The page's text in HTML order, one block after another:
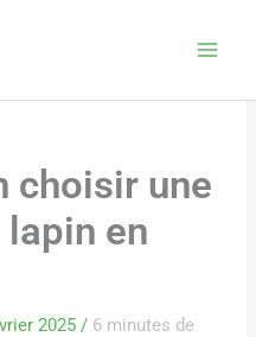
choisir une
en
2025/ 6 minutes de